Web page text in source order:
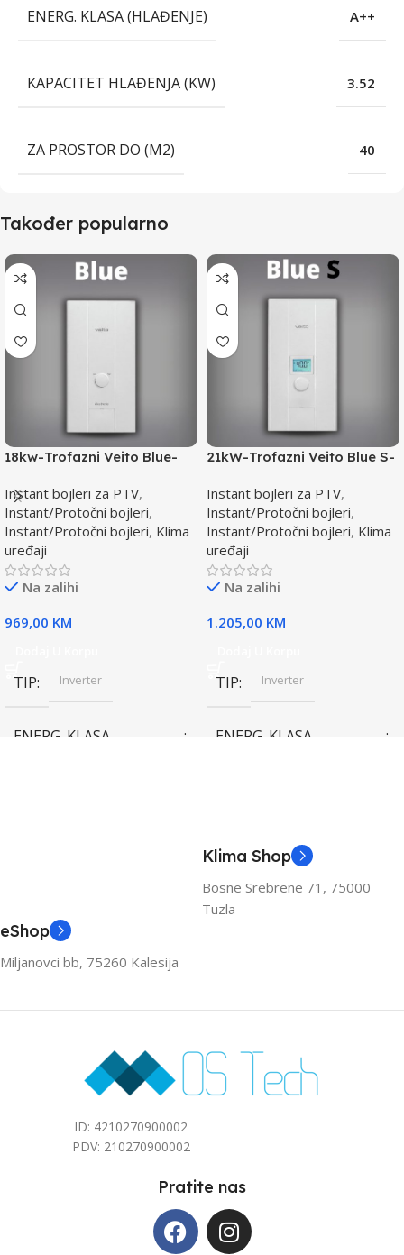
ENERG. KLASA (HLAĐENJE) A++
KAPACITET HLAĐENJA (KW) 3.52
ZA PROSTOR DO (M2) 40
Također popularno
18kw-Trofazni Veito Blue-
Instant bojleri za PTV,
Instant/Protočni bojleri,
Instant/Protočni bojleri, Klima
uređaji
Na zalihi
969,00 KM
TIP Inverter
ENERG. KLASA
ZA PROSTOR DO (M2)
40
21kW-Trofazni Veito Blue S-
Instant bojleri za PTV,
Instant/Protočni bojleri,
Instant/Protočni bojleri, Klima
uređaji
Na zalihi
1.205,00 KM
TIP Inverter
ENERG. KLASA
KAPACITET HLAĐENJA
3.6
40
Klima Shop
Bosne Srebrene 71, 75000
Tuzla
eShop
Miljanovci bb, 75260 Kalesija
ID: 4210270900002
PDV: 210270900002
Pratite nas